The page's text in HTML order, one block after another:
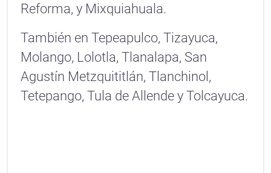
Reforma, y Mixquiahuala.
También en Tepeapulco, Tizayuca,
Molango, Lolotla, Tlanalapa, San
Agustín Metzquititlán, Tlanchinol,
Tetepango, Tula de Allende y Tolcayuca.